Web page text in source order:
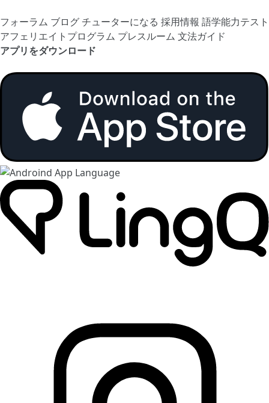
フォーラム ブログチューターになる 採用情報 語学能力テスト
アフェリエイトプログラム プレスルーム 文法ガイド
アプリをダウンロード